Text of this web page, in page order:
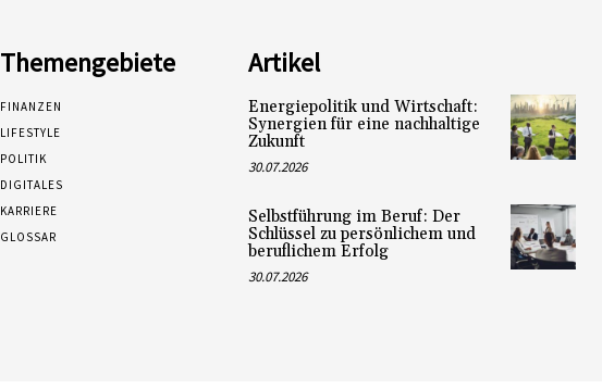
Themengebiete
FINANZEN
LIFESTYLE
POLITIK
DIGITALES
KARRIERE
GLOSSAR
Artikel
Energiepolitik und Wirtschaft:
Synergien für eine nachhaltige
Zukunft
30.07.2026
Selbstführung im Beruf: Der
Schlüssel zu persönlichem und
beruflichem Erfolg
30.07.2026